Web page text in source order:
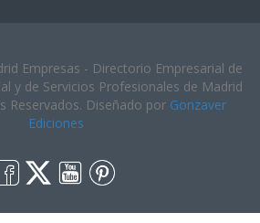
Empresas - Directorio Empresarial de
y de Servicios Profesionales de Madrid
Reservados. Diseñado por Gonzaver
Ediciones